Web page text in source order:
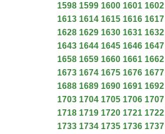
1598 1599 1600 1601 1602
1613 1614 1615 1616 1617
1628 1629 1630 1631 1632
1643 1644 1645 1646 1647
1658 1659 1660 1661 1662
1673 1674 1675 1676 1677
1688 1689 1690 1691 1692
1703 1704 1705 1706 1707
1718 1719 1720 1721 1722
1733 1734 1735 1736 1737